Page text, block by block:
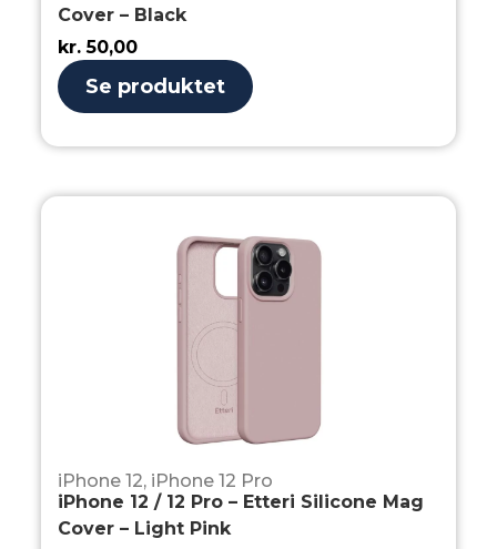
Cover – Black
kr. 50,00
Se produktet
iPhone 12, iPhone 12 Pro
iPhone 12 / 12 Pro – Etteri Silicone Mag
Cover – Light Pink